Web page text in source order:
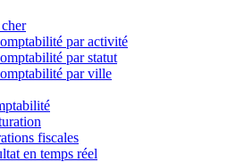
par activité
par statut
par ville
fiscales
en temps réel